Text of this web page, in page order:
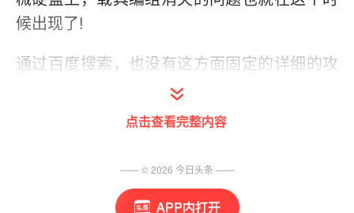
APP内打开
候出现了!
通过百度搜索，也没有这方面固定的详细的攻
略可以参考，告诉玩家应该怎么做才能避免银
币重新消耗的问题，而如果盲目的重新编组预
很多银币的，这就造成了极大的浪费，因为，
我们知道，游戏里获得银币是很困难的，用金
点击查看完整内容
—— ©2026 今日头条 ——